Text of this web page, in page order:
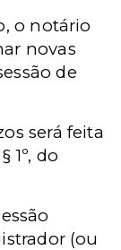
o notário
novas
de
será feita
1º, do
(ou